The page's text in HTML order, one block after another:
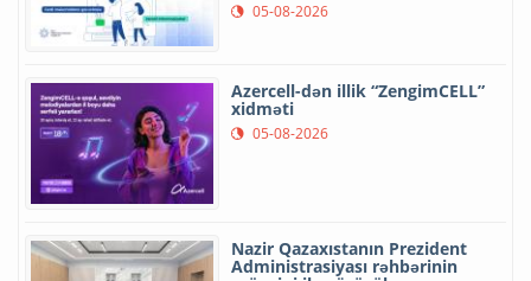
05-08-2026
Azercell-dən illik “ZengimCELL”
xidməti
05-08-2026
Nazir Qazaxıstanın Prezident
Administrasiyası rəhbərinin